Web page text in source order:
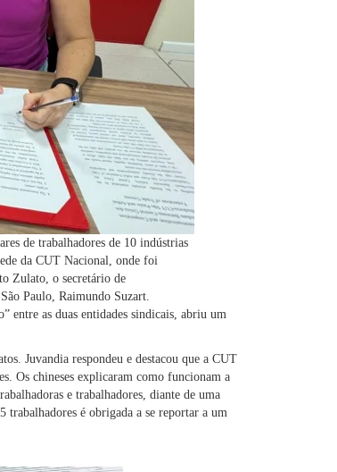
de trabalhadores de 10 indústrias
da CUT Nacional, onde foi
Zulato, o secretário de
Paulo, Raimundo Suzart.
entre as duas entidades sindicais, abriu um
Juvandia respondeu e destacou que a CUT
Os chineses explicaram como funcionam a
e trabalhadores, diante de uma
é obrigada a se reportar a um